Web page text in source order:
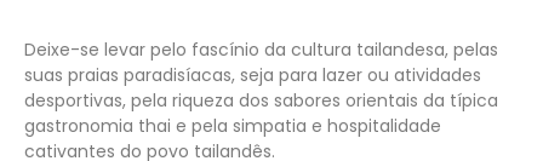
Deixe-se levar pelo fascínio da cultura tailandesa, pelas
suas praias paradisíacas, seja para lazer ou atividades
desportivas, pela riqueza dos sabores orientais da típica
gastronomia thai e pela simpatia e hospitalidade
cativantes do povo tailandês.